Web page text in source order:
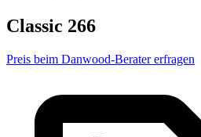
Classic 266
Preis beim Danwood-Berater erfragen